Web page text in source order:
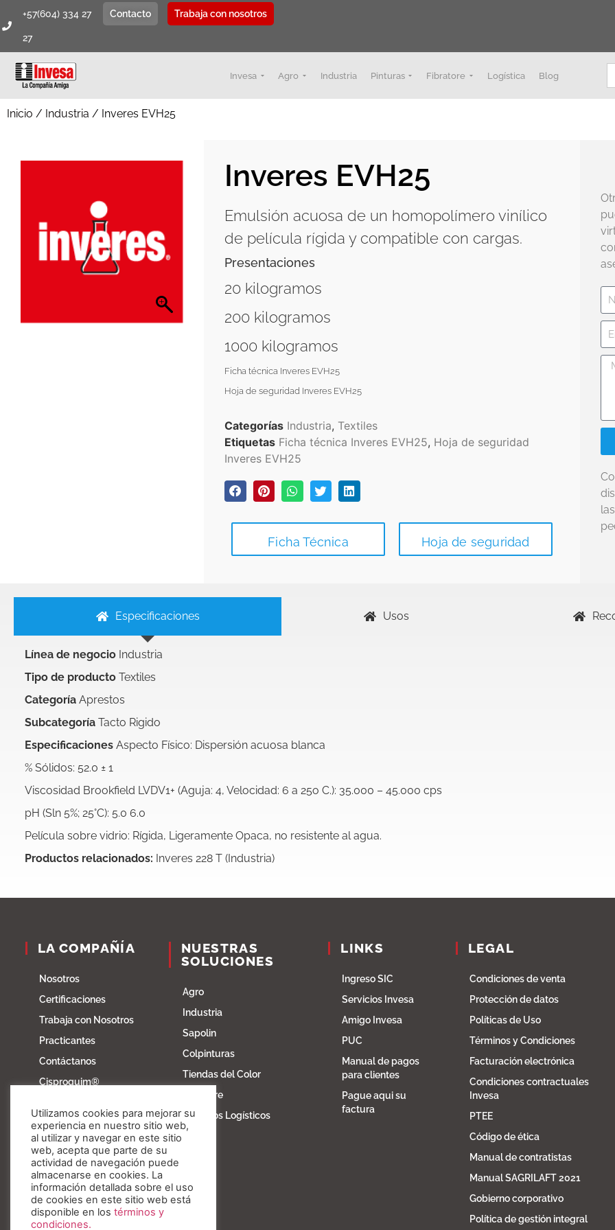
+57(604) 334 27
27
Contacto Trabaja con nosotros
Invesa Agro Industria Pinturas Fibratore Logística Blog
Inicio / Industria / Inveres EVH25
Inveres EVH25
Emulsión acuosa de un homopolímero vinílico
de película rígida y compatible con cargas.
Presentaciones
20 kilogramos
200 kilogramos
1000 kilogramos
Ficha técnica Inveres EVH25
Hoja de seguridad Inveres EVH25
Categorías Industria, Textiles
Etiquetas Ficha técnica Inveres EVH25, Hoja de seguridad
Inveres EVH25
Ficha Técnica Hoja de seguridad
Especificaciones Usos
Línea de negocio Industria
Tipo de producto Textiles
Categoría Aprestos
Subcategoría Tacto Rigido
Especificaciones Aspecto Físico: Dispersión acuosa blanca
% Sólidos: 52.0 ± 1
Viscosidad Brookfield LVDV1+ (Aguja: 4, Velocidad: 6 a 25o C.): 35.000 – 45.000 cps
pH (Sln 5%; 25°C): 5.0 6.0
Película sobre vidrio: Rígida, Ligeramente Opaca, no resistente al agua.
Productos relacionados: Inveres 228 T (Industria)
LA COMPAÑÍA
Nosotros
Certificaciones
Trabaja con Nosotros
Practicantes
Contáctanos
Cisproquim®
Blog
Fundación Invesa
Nuestros valores
NUESTRAS
SOLUCIONES
Agro
Industria
Sapolin
Colpinturas
Tiendas del Color
Fibratore
Servicios Logísticos
LINKS
Ingreso SIC
Servicios Invesa
Amigo Invesa
PUC
Manual de pagos
para clientes
Pague aqui su
factura
LEGAL
Condiciones de venta
Protección de datos
Políticas de Uso
Términos y Condiciones
Facturación electrónica
Condiciones contractuales
Invesa
PTEE
Código de ética
Manual de contratistas
Manual SAGRILAFT 2021
Gobierno corporativo
Política de gestión integral
Utilizamos cookies para mejorar su
experiencia en nuestro sitio web,
al utilizar y navegar en este sitio
web, acepta que parte de su
actividad de navegación puede
almacenarse en cookies. La
información detallada sobre el uso
de cookies en este sitio web está
disponible en los términos y
condiciones.